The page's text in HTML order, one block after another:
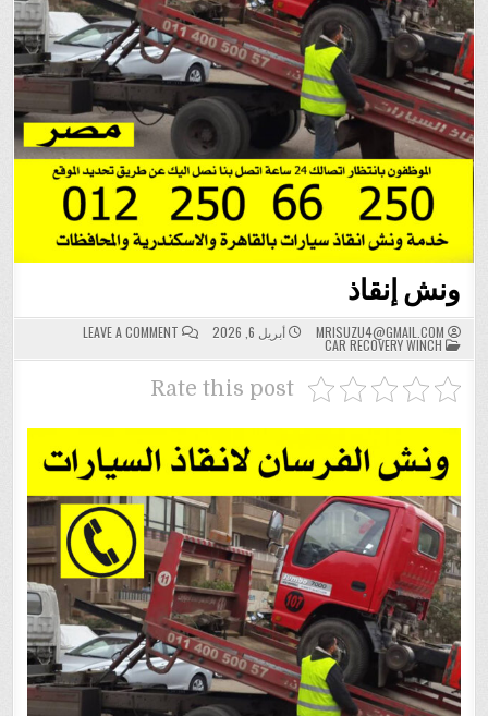
ونش إنقاذ
MRISUZU4@GMAIL.COM أبريل 6, 2026 LEAVE A COMMENT
ON
ونش
إنقاذ
POSTED
IN
CAR RECOVERY WINCH
Rate this post